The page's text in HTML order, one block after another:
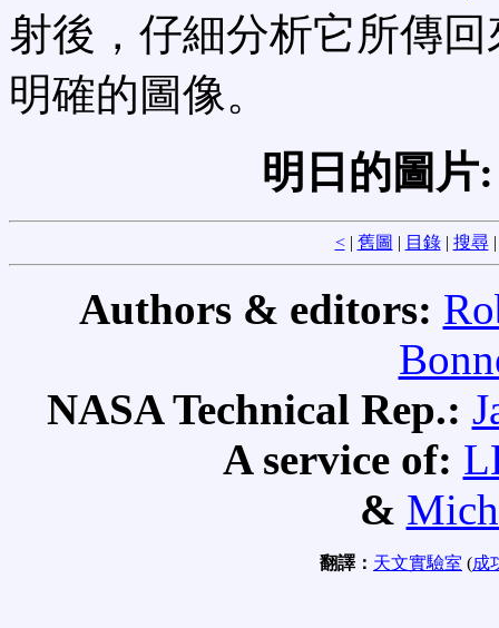
射後，仔細分析它所傳
明確的圖像。
明日的圖
<| 舊圖 | 目錄| 搜尋
Authors & editors:
NASA Technical Rep.:
A service of:
&
翻譯： 天文實驗室 (成